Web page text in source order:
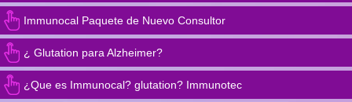
Immunocal Paquete de Nuevo Consultor
¿ Glutation para Alzheimer?
¿Que es Immunocal? glutation? Immunotec